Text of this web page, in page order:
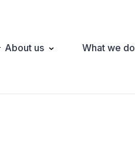
About us What we do